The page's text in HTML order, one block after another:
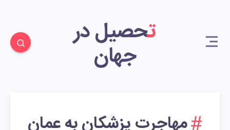
تحصیل در
جهان
مهاجرت پزشکان به عمان